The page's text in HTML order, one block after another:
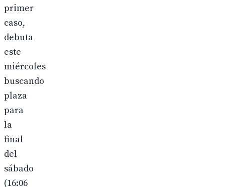
primer
caso,
debuta
este
miércoles
buscando
plaza
para
la
final
del
sábado
(16:06